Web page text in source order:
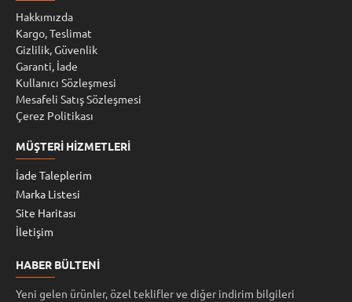
Hakkımızda
Kargo, Teslimat
Gizlilik, Güvenlik
Garanti, İade
Kullanıcı Sözleşmesi
Mesafeli Satış Sözleşmesi
Çerez Politikası
MÜŞTERI HIZMETLERI
İade Taleplerim
Marka Listesi
Site Haritası
İletişim
HABER BÜLTENI
Yeni gelen ürünler, özel teklifler ve diğer indirim bilgileri